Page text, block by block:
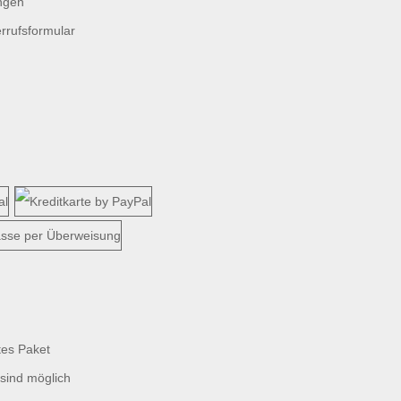
Paket
möglich